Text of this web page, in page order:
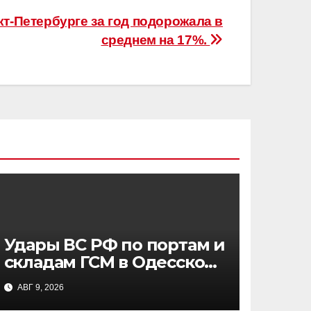
Петербурге за год подорожала в
среднем на 17%.
Удары ВС РФ по портам и
складам ГСМ в Одесской
области: цели и
последствия
АВГ 9, 2026